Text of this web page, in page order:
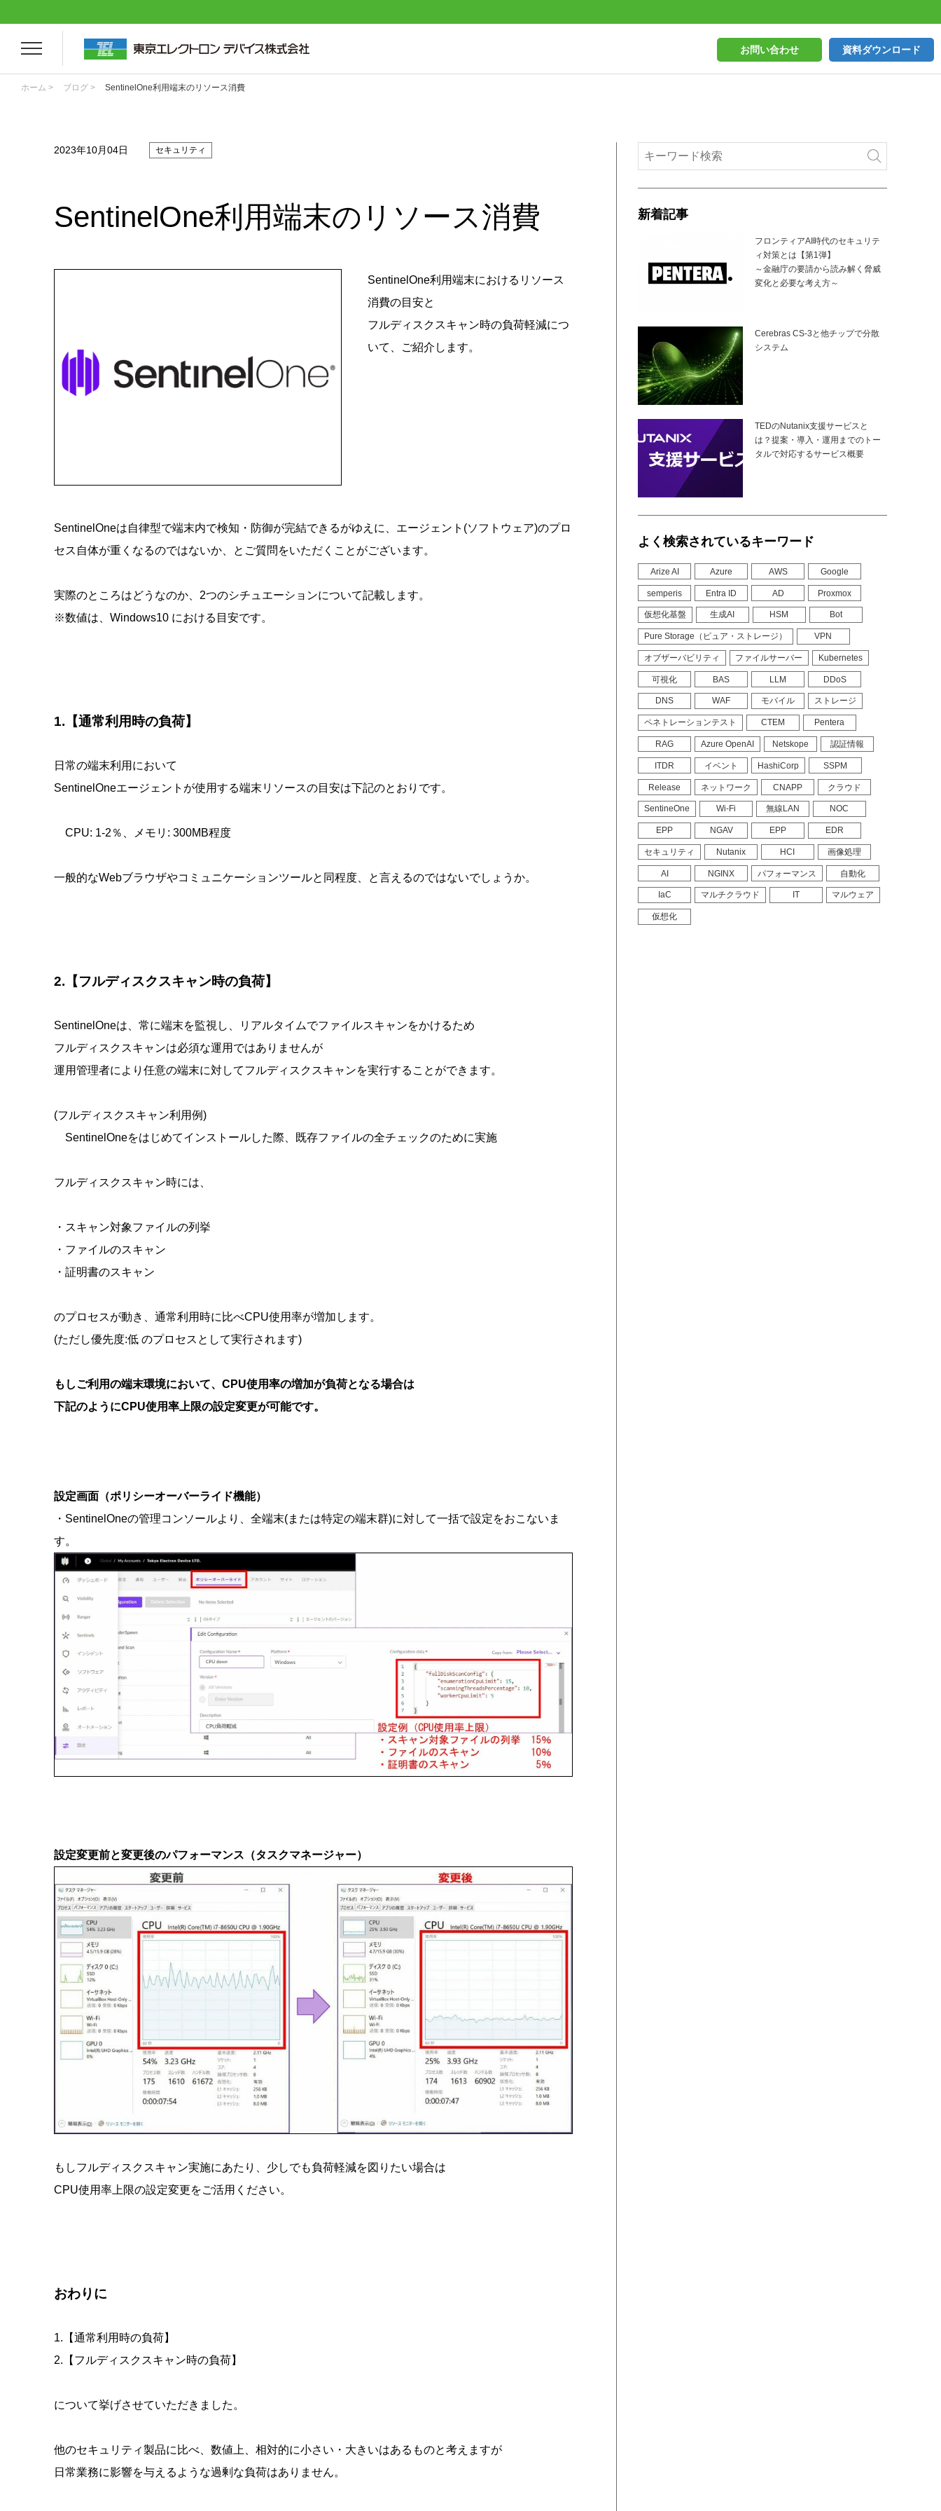
お問い合わせ 資料ダウンロード
ホーム > ブログ > SentinelOne利用端末のリソース消費
2023年10月04日 セキュリティ
SentinelOne利用端末のリソース消費
SentinelOne利用端末におけるリソース
消費の目安と
フルディスクスキャン時の負荷軽減につ
いて、ご紹介します。
SentinelOneは自律型で端末内で検知・防御が完結できるがゆえに、エージェント(ソフトウェア)のプロ
セス自体が重くなるのではないか、とご質問をいただくことがございます。
実際のところはどうなのか、2つのシチュエーションについて記載します。
※数値は、Windows10 における目安です。
1.【通常利用時の負荷】
日常の端末利用において
SentinelOneエージェントが使用する端末リソースの目安は下記のとおりです。
CPU: 1-2％、メモリ: 300MB程度
一般的なWebブラウザやコミュニケーションツールと同程度、と言えるのではないでしょうか。
2.【フルディスクスキャン時の負荷】
SentinelOneは、常に端末を監視し、リアルタイムでファイルスキャンをかけるため
フルディスクスキャンは必須な運用ではありませんが
運用管理者により任意の端末に対してフルディスクスキャンを実行することができます。
(フルディスクスキャン利用例)
SentinelOneをはじめてインストールした際、既存ファイルの全チェックのために実施
フルディスクスキャン時には、
・スキャン対象ファイルの列挙
・ファイルのスキャン
・証明書のスキャン
のプロセスが動き、通常利用時に比べCPU使用率が増加します。
(ただし優先度:低 のプロセスとして実行されます)
もしご利用の端末環境において、CPU使用率の増加が負荷となる場合は
下記のようにCPU使用率上限の設定変更が可能です。
設定画面（ポリシーオーバーライド機能）
・SentinelOneの管理コンソールより、全端末(または特定の端末群)に対して一括で設定をおこないま
す。
設定変更前と変更後のパフォーマンス（タスクマネージャー）
もしフルディスクスキャン実施にあたり、少しでも負荷軽減を図りたい場合は
CPU使用率上限の設定変更をご活用ください。
おわりに
1.【通常利用時の負荷】
2.【フルディスクスキャン時の負荷】
について挙げさせていただきました。
他のセキュリティ製品に比べ、数値上、相対的に小さい・大きいはあるものと考えますが
日常業務に影響を与えるような過剰な負荷はありません。
新着記事
フロンティアAI時代のセキュリテ
ィ対策とは【第1弾】
～金融庁の要請から読み解く脅威
変化と必要な考え方～
Cerebras CS-3と他チップで分散
システム
TEDのNutanix支援サービスと
は？提案・導入・運用までのトー
タルで対応するサービス概要
よく検索されているキーワード
Arize AI Azure AWS Google
semperis Entra ID AD Proxmox
仮想化基盤 生成AI HSM Bot
Pure Storage（ピュア・ストレージ） VPN
オブザーバビリティ ファイルサーバー Kubernetes
可視化 BAS LLM DDoS
DNS WAF モバイル ストレージ
ペネトレーションテスト CTEM Pentera
RAG Azure OpenAI Netskope 認証情報
ITDR イベント HashiCorp SSPM
Release ネットワーク CNAPP クラウド
SentineOne Wi-Fi 無線LAN NOC
EPP NGAV EPP EDR
セキュリティ Nutanix HCI 画像処理
AI NGINX パフォーマンス 自動化
IaC マルチクラウド IT マルウェア
仮想化